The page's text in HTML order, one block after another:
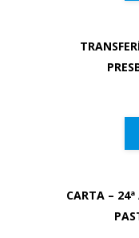
CARTA – 24ª